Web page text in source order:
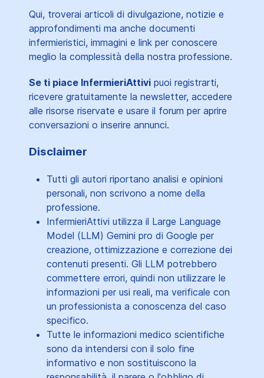
Qui, troverai articoli di divulgazione, notizie e
approfondimenti ma anche documenti
infermieristici, immagini e link per conoscere
meglio la complessità della nostra professione.
Se ti piace InfermieriAttivi puoi registrarti,
ricevere gratuitamente la newsletter, accedere
alle risorse riservate e usare il forum per aprire
conversazioni o inserire annunci.
Disclaimer
Tutti gli autori riportano analisi e opinioni
personali, non scrivono a nome della
professione.
InfermieriAttivi utilizza il Large Language
Model (LLM) Gemini pro di Google per
creazione, ottimizzazione e correzione dei
contenuti presenti. Gli LLM potrebbero
commettere errori, quindi non utilizzare le
informazioni per usi reali, ma verificale con
un professionista a conoscenza del caso
specifico.
Tutte le informazioni medico scientifiche
sono da intendersi con il solo fine
informativo e non sostituiscono la